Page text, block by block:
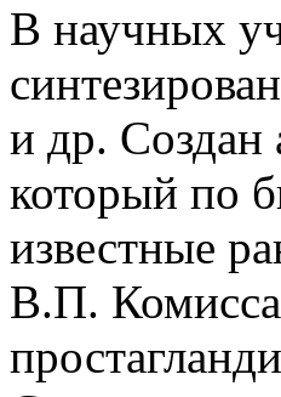
В научных
и др. Создан
который по
известные
В.П.